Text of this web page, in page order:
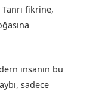
Tanrı fikrine,
insanın bu
sadece